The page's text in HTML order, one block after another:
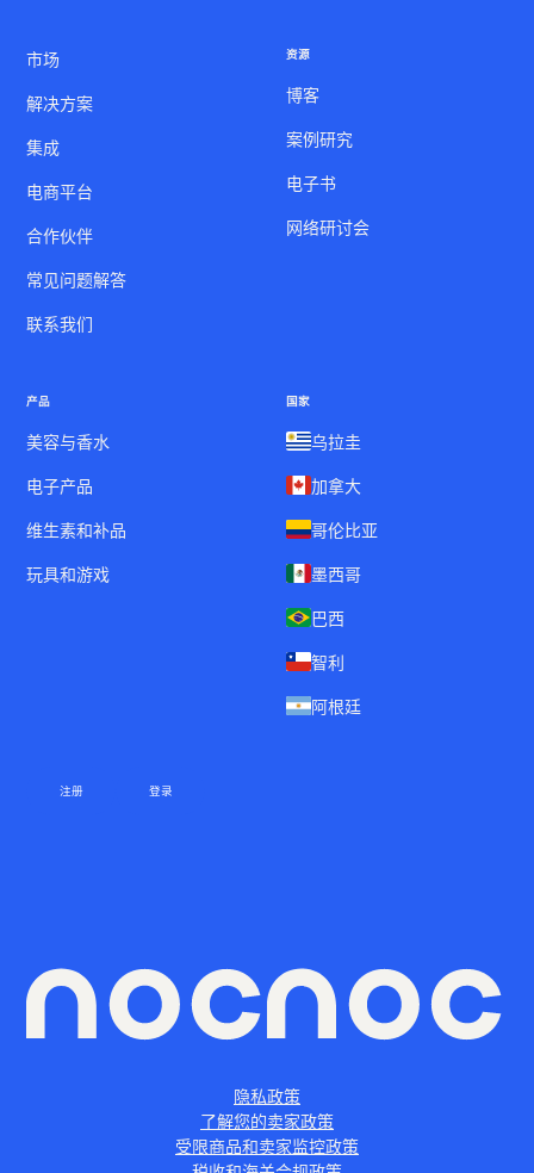
市场
解决方案
集成
电商平台
合作伙伴
常见问题解答
联系我们
资源
博客
案例研究
电子书
网络研讨会
产品
美容与香水
电子产品
维生素和补品
玩具和游戏
国家
乌拉圭
加拿大
哥伦比亚
墨西哥
巴西
智利
阿根廷
注册 登录
隐私政策
了解您的卖家政策
受限商品和卖家监控政策